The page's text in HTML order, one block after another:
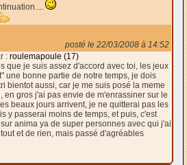
posté le 22/03/2008 à 14:52
: roulemapoule (17)
que je suis assez d'accord avec toi, les jeux
une bonne partie de notre temps, je dois
bientot aussi, car je me suis posé la meme
en gros j'ai pas envie de m'enrassiner sur le
beaux jours arrivent, je ne quitterai pas les
y passerai moins de temps, et puis, c'est
anima ya de super personnes avec qui j'ai
et de rien, mais passé d'agréables